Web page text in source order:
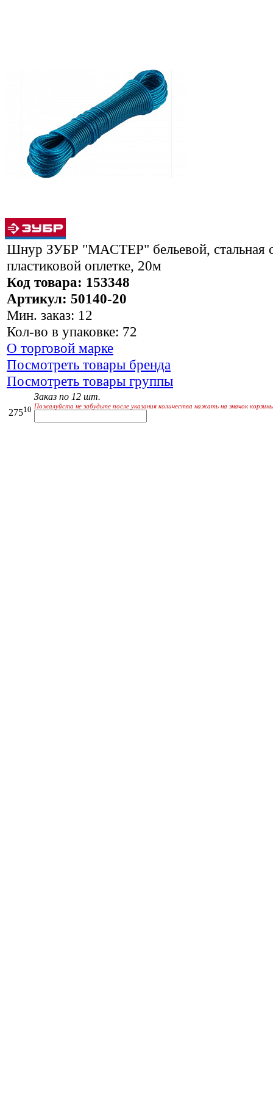
Шнур ЗУБР "МАСТЕР" бельевой, стальная
пластиковой оплетке, 20м
Код товара: 153348
Артикул: 50140-20
Мин. заказ: 12
Кол-во в упаковке: 72
О торговой марке
Посмотреть товары бренда
Посмотреть товары группы
27510
Заказ по 12 шт.
Пожалуйста не забудьте после указания количества нажать на значок